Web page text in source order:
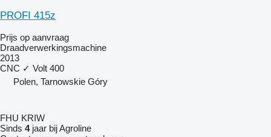
PROFI 415z
Prijs op aanvraag
Draadverwerkingsmachine
2013
CNC ✓ Volt 400
Polen, Tarnowskie Góry
FHU KRIW
Sinds 4jaar bij Agroline